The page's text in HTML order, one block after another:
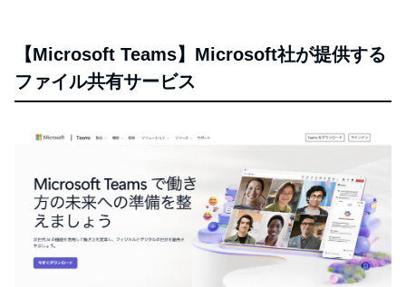
【Microsoft Teams】Microsoft社が提供する
ファイル共有サービス